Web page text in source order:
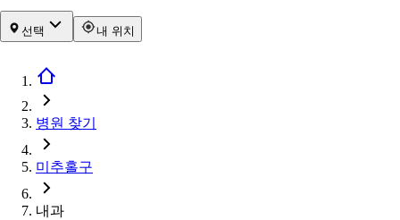
선택 내 위치
병원 찾기
미추홀구
내과